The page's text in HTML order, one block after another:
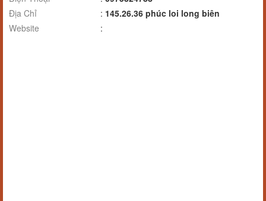
Địa Chỉ
: 145.26.36 phúc loi long biên
Website
: